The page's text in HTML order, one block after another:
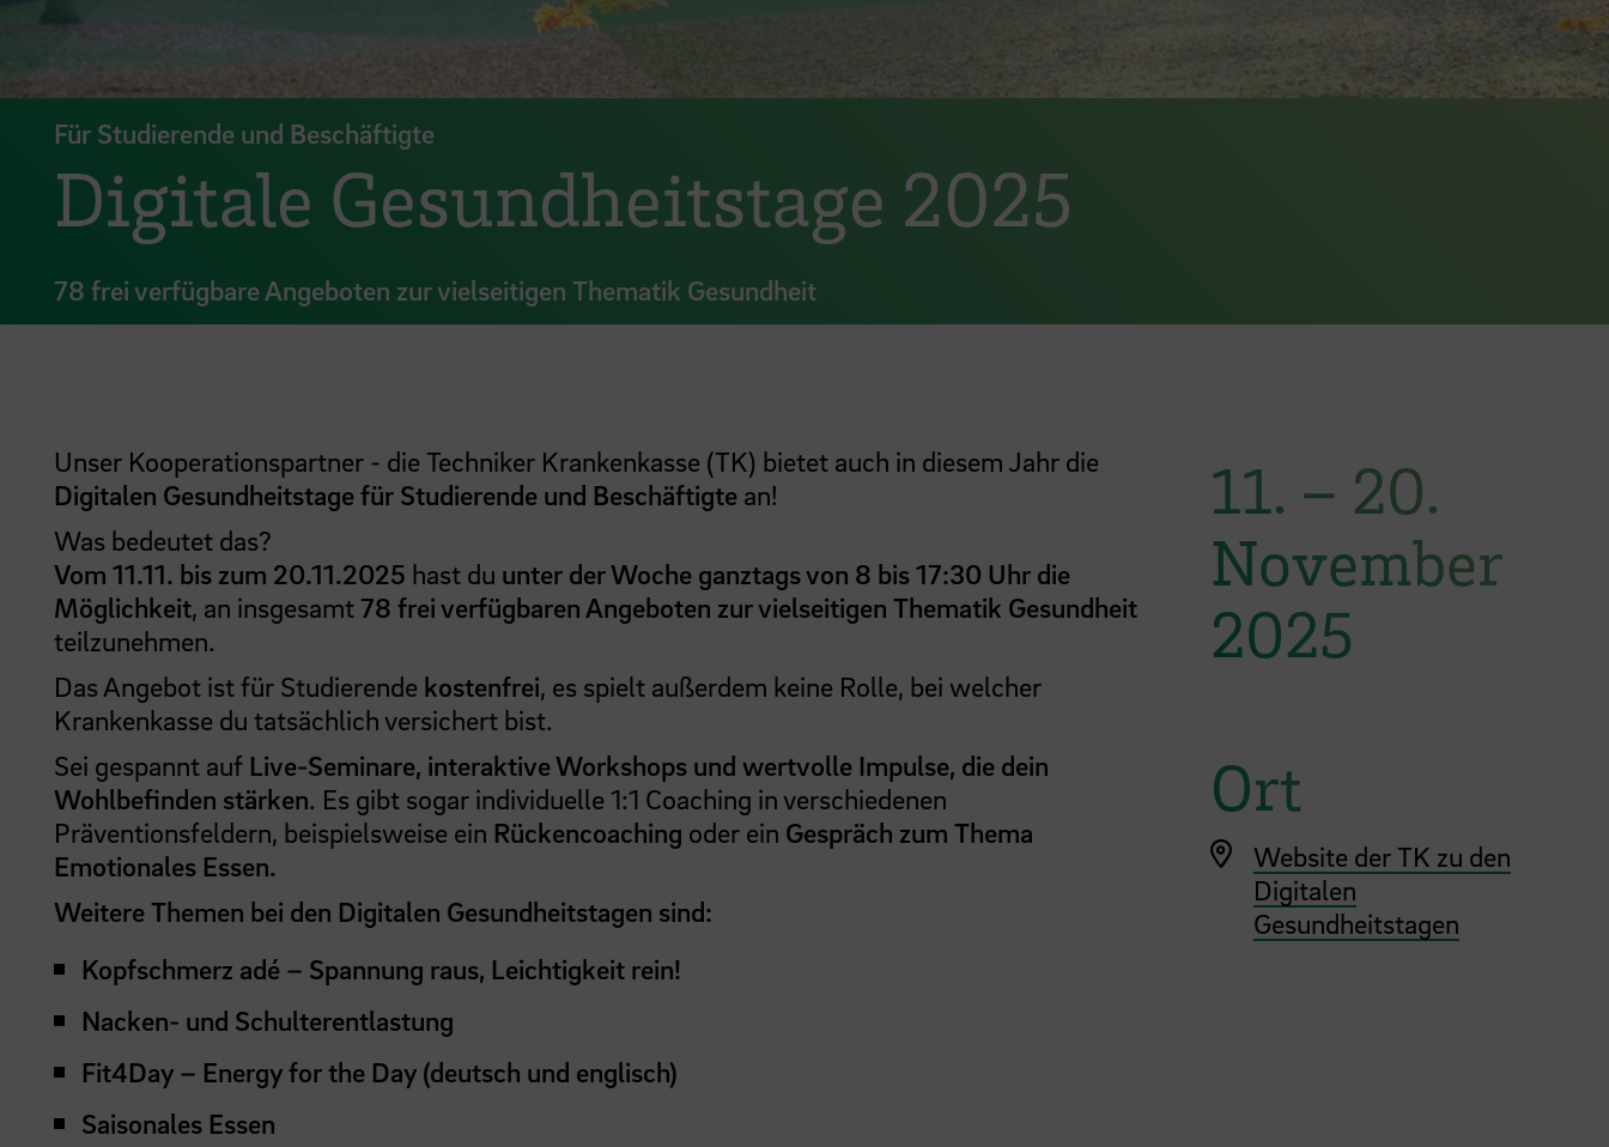
Für Studierende und Beschäftigte
Digitale Gesundheitstage 2025
78 frei verfügbare Angeboten zur vielseitigen Thematik Gesundheit
Unser Kooperationspartner - die Techniker Krankenkasse (TK) bietet auch in diesem Jahr die
Digitalen Gesundheitstage für Studierende und Beschäftigte an!
Was bedeutet das?
Vom 11.11. bis zum 20.11.2025 hast du unter der Woche ganztags von 8 bis 17:30 Uhr die
Möglichkeit, an insgesamt 78 frei verfügbaren Angeboten zur vielseitigen Thematik Gesundheit
teilzunehmen.
Das Angebot ist für Studierende kostenfrei, es spielt außerdem keine Rolle, bei welcher
Krankenkasse du tatsächlich versichert bist.
Sei gespannt auf Live-Seminare, interaktive Workshops und wertvolle Impulse, die dein
Wohlbefinden stärken. Es gibt sogar individuelle 1:1 Coaching in verschiedenen
Präventionsfeldern, beispielsweise ein Rückencoaching oder ein Gespräch zum Thema
Emotionales Essen.
Weitere Themen bei den Digitalen Gesundheitstagen sind:
Kopfschmerz adé – Spannung raus, Leichtigkeit rein!
Nacken- und Schulterentlastung
Fit4Day – Energy for the Day (deutsch und englisch)
Saisonales Essen
11. – 20.
November
2025
Ort
Website der TK zu den
Digitalen
Gesundheitstagen